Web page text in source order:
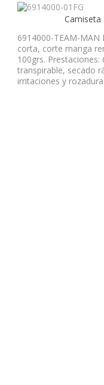
6914000-TEAM-
corta, corte manga
100grs.
transpirable, secado
irritaciones y